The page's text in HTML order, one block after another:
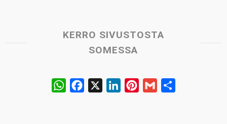
KERRO SIVUSTOSTA
SOMESSA
W